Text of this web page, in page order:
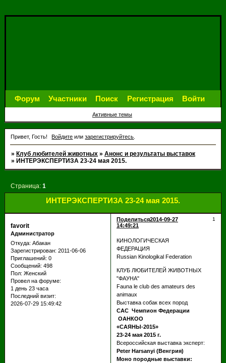
Форум Участники Поиск Регистрация Войти
Активные темы
Привет, Гость! Войдите илизарегистрируйтесь
»Клуб любителей животных »Анонс и результаты выставок
»ИНТЕРЭКСПЕРТИЗА 23-24 мая 2015.
ИНТЕРЭКСПЕРТИЗА 23-24 мая 2015.
Страница:1
Поделиться 1
2014-09-27
14:49:21
favorit
Администратор
Откуда: Абакан
Зарегистрирован: 2011-06-06
Приглашений: 0
Сообщений: 498
Пол: Женский
Провел на форуме:
1 день 23 часа
Последний визит:
2026-07-29 15:49:42
КИНОЛОГИЧЕСКАЯ
ФЕДЕРАЦИЯ
Russian Kinologikal Federation
КЛУБ ЛЮБИТЕЛЕЙ ЖИВОТНЫХ
"ФАУНА"
Fauna le club des amateurs des
animaux
Выставка собак всех пород
САС Чемпион Федерации
ОАНКОО
«САЯНЫ-2015»
23-24 мая 2015 г.
Всероссийская выставка эксперт:
Peter Harsanyi (Венгрия)
Моно породные выставки: